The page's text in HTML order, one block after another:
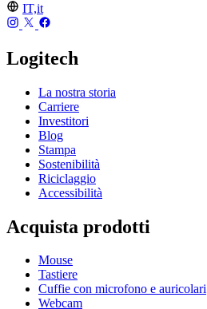
IT,it
Logitech
La nostra storia
Carriere
Investitori
Blog
Stampa
Sostenibilità
Riciclaggio
Accessibilità
Acquista prodotti
Mouse
Tastiere
Cuffie con microfono e auricolari
Webcam